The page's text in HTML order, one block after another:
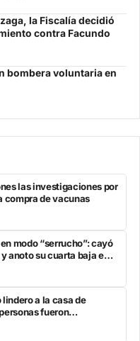
la Fiscalía decidió
contra Facundo
bombera voluntaria en
las investigaciones por
compra de vacunas
modo “serrucho”: cayó
anoto su cuarta baja en
a la casa de
fueron